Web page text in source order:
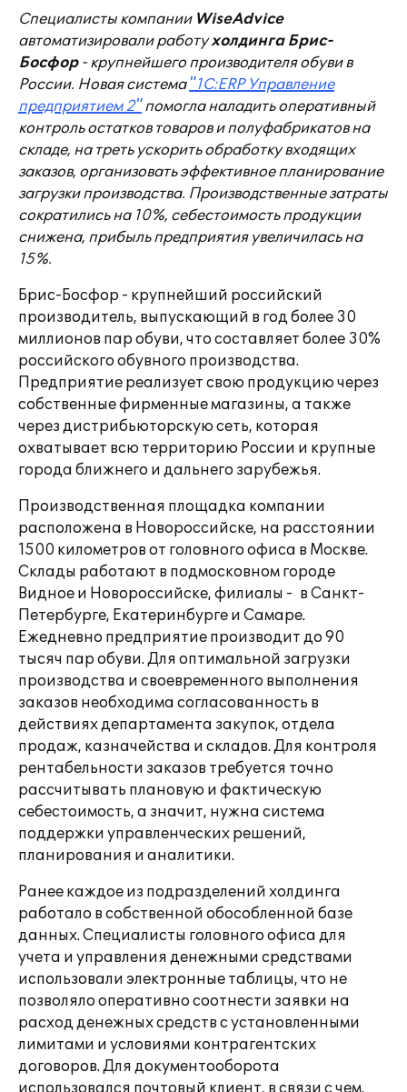
Специалисты компании WiseAdvice
автоматизировали работухолдинга Брис-
Босфор- крупнейшего производителя обуви в
России. Новая система "1С:ERP Управление
предприятием 2"помогла наладить оперативный
контроль остатков товаров и полуфабрикатов на
складе, на треть ускорить обработку входящих
заказов, организовать эффективное планирование
загрузки производства. Производственные затраты
сократились на 10%, себестоимость продукции
снижена, прибыль предприятия увеличилась на
15%.
Брис-Босфор - крупнейший российский
производитель, выпускающий в год более 30
миллионов пар обуви, что составляет более 30%
российского обувного производства.
Предприятие реализует свою продукцию через
собственные фирменные магазины, а также
через дистрибьюторскую сеть, которая
охватывает всю территорию России и крупные
города ближнего и дальнего зарубежья.
Производственная площадка компании
расположена в Новороссийске, на расстоянии
1500 километров от головного офиса в Москве.
Склады работают в подмосковном городе
Видное и Новороссийске, филиалы - в Санкт-
Петербурге, Екатеринбурге и Самаре.
Ежедневно предприятие производит до 90
тысяч пар обуви. Для оптимальной загрузки
производства и своевременного выполнения
заказов необходима согласованность в
действиях департамента закупок, отдела
продаж, казначейства и складов. Для контроля
рентабельности заказов требуется точно
рассчитывать плановую и фактическую
себестоимость, а значит, нужна система
поддержки управленческих решений,
планирования и аналитики.
Ранее каждое из подразделений холдинга
работало в собственной обособленной базе
данных. Специалисты головного офиса для
учета и управления денежными средствами
использовали электронные таблицы, что не
позволяло оперативно соотнести заявки на
расход денежных средств с установленными
лимитами и условиями контрагентских
договоров. Для документооборота
использовался почтовый клиент, в связи с чем,